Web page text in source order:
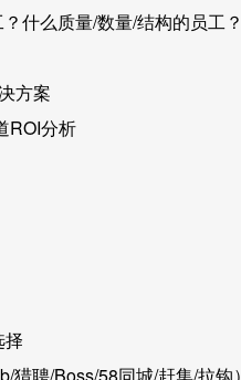
什么质量/数量/结构的员工？
方案
ROI分析
择